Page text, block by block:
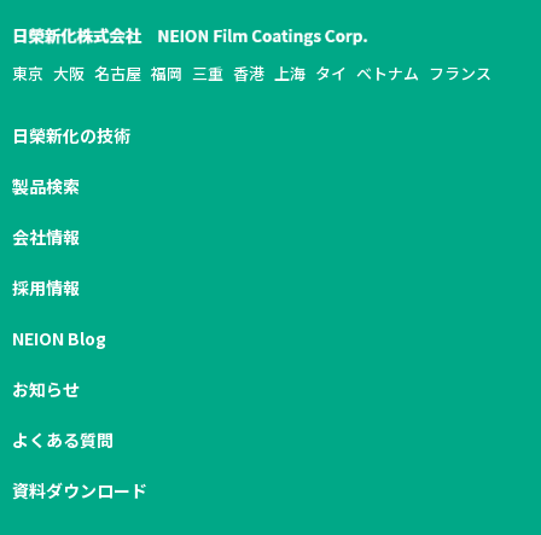
東京 大阪 名古屋 福岡 三重 香港 上海 タイ ベトナム フランス
日榮新化の技術
製品検索
会社情報
採用情報
NEION Blog
お知らせ
よくある質問
資料ダウンロード